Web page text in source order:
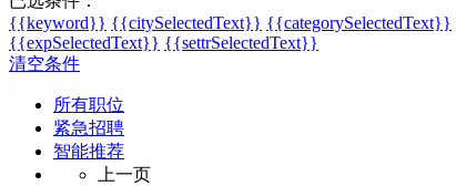
{{keyword}} {{citySelectedText}} {{categorySelectedText}}
{{expSelectedText}} {{settrSelectedText}}
清空条件
所有职位
紧急招聘
智能推荐
上一页